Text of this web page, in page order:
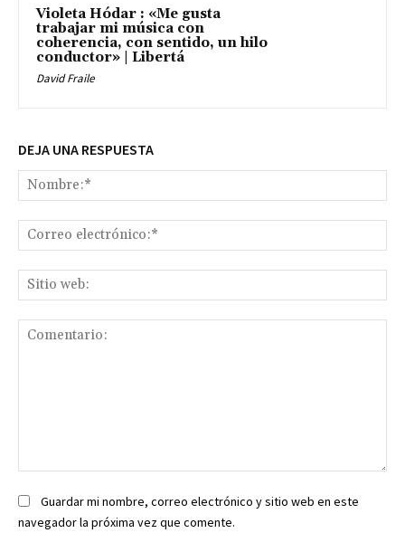
Violeta Hódar : «Me gusta
trabajar mi música con
coherencia, con sentido, un hilo
conductor» | Libertá
David Fraile
DEJA UNA RESPUESTA
Guardar mi nombre, correo electrónico y sitio web en este
navegador la próxima vez que comente.